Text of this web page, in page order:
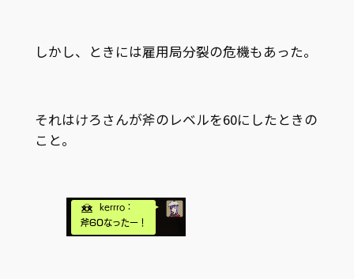
しかし、ときには雇用局分裂の危機もあった。
それはけろさんが斧のレベルを60にしたときの
こと。